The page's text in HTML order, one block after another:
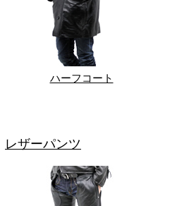
ハーフコート
レザーパンツ